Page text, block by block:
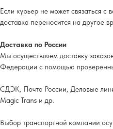
Если курьер не может связаться с
доставка переносится на другое
Доставка по России
Мы осуществляем доставку
Федерации с помощью
СДЭК, Почта России, Деловые
Magic Trans и др.
Выбор транспортной компании